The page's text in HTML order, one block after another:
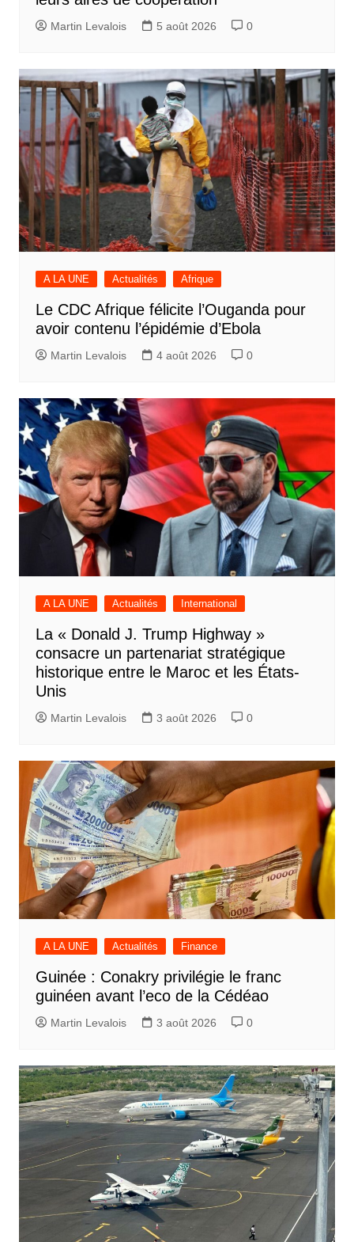
Martin Levalois 5 août 2026 0
A LA UNE Actualités Afrique
Le CDC Afrique félicite l’Ouganda pour
avoir contenu l’épidémie d’Ebola
Martin Levalois 4 août 2026 0
A LA UNE Actualités International
La « Donald J. Trump Highway »
consacre un partenariat stratégique
historique entre le Maroc et les États-
Unis
Martin Levalois 3 août 2026 0
A LA UNE Actualités Finance
Guinée : Conakry privilégie le franc
guinéen avant l’eco de la Cédéao
Martin Levalois 3 août 2026 0